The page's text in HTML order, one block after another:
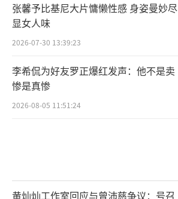
张馨予比基尼大片慵懒性感 身姿曼妙尽
显女人味
2026-07-30 13:39:23
李希侃为好友罗正爆红发声：他不是卖
惨是真惨
2026-08-05 11:51:24
黄灿灿工作室回应与曾沛慈争议：号召